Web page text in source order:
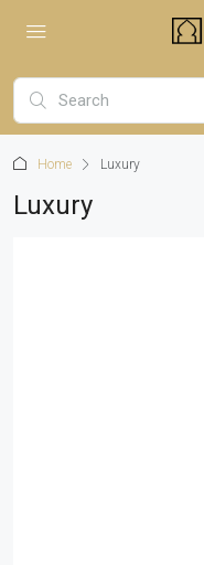
Home Luxury
Luxury